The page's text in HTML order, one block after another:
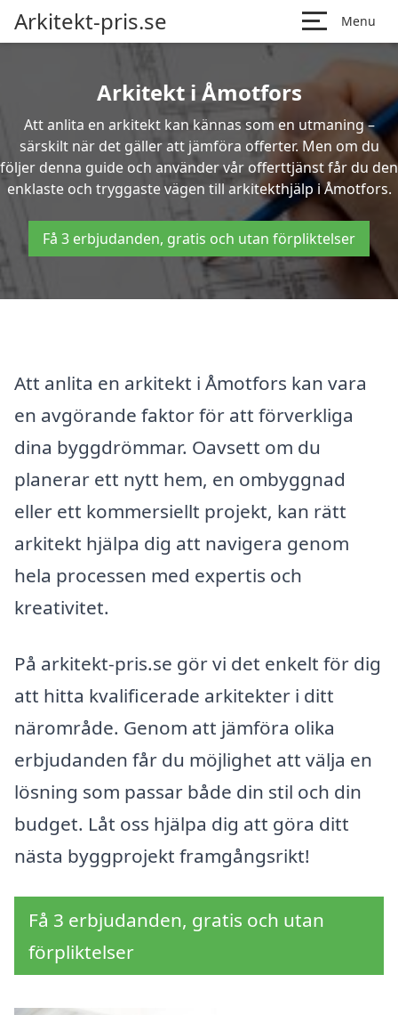
Arkitekt-pris.se Menu
Arkitekt i Åmotfors
Att anlita en arkitekt kan kännas som en utmaning –
särskilt när det gäller att jämföra offerter. Men om du
följer denna guide och använder vår offerttjänst får du den
enklaste och tryggaste vägen till arkitekthjälp i Åmotfors.
Få 3 erbjudanden, gratis och utan förpliktelser
Att anlita en arkitekt i Åmotfors kan vara
en avgörande faktor för att förverkliga
dina byggdrömmar. Oavsett om du
planerar ett nytt hem, en ombyggnad
eller ett kommersiellt projekt, kan rätt
arkitekt hjälpa dig att navigera genom
hela processen med expertis och
kreativitet.
På arkitekt-pris.se gör vi det enkelt för dig
att hitta kvalificerade arkitekter i ditt
närområde. Genom att jämföra olika
erbjudanden får du möjlighet att välja en
lösning som passar både din stil och din
budget. Låt oss hjälpa dig att göra ditt
nästa byggprojekt framgångsrikt!
Få 3 erbjudanden, gratis och utan
förpliktelser